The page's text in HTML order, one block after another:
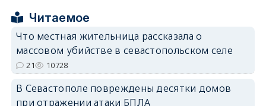
Читаемое
Что местная жительница рассказала о
массовом убийстве в севастопольском селе
21 10728
В Севастополе повреждены десятки домов
при отражении атаки БПЛА